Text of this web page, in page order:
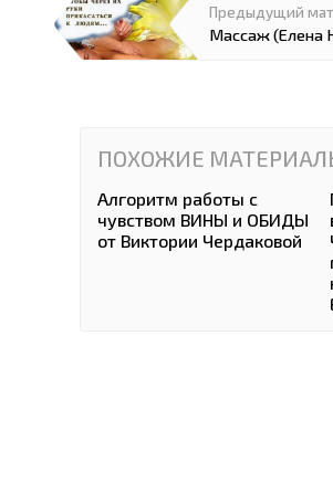
Предыдущий
Массаж (Елена
ПОХОЖИЕ
Алгоритм работы с
чувством ВИНЫ и ОБИДЫ
от Виктории Чердаковой